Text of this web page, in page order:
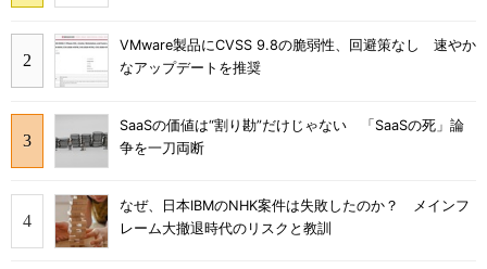
VMware製品にCVSS 9.8の脆弱性、回避策なし 速やか
なアップデートを推奨
SaaSの価値は“割り勘”だけじゃない 「SaaSの死」論
争を一刀両断
なぜ、日本IBMのNHK案件は失敗したのか？ メインフ
レーム大撤退時代のリスクと教訓